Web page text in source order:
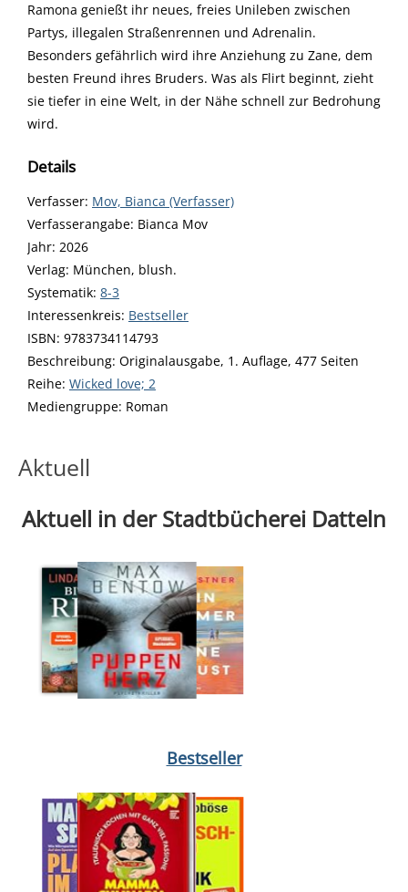
Ramona genießt ihr neues, freies Unileben zwischen
Partys, illegalen Straßenrennen und Adrenalin.
Besonders gefährlich wird ihre Anziehung zu Zane, dem
besten Freund ihres Bruders. Was als Flirt beginnt, zieht
sie tiefer in eine Welt, in der Nähe schnell zur Bedrohung
wird.
Details
Verfasser: Suche nach diesem Verfasser
Mov, Bianca (Verfasser)
Verfasserangabe: Bianca Mov
Jahr: 2026
Verlag: München, blush.
opens in new tab
Diesen Link in neuem Tab öffnen
Systematik: Suche nach dieser Systematik
8-3
Interessenkreis: Suche nach diesem Interessenskreis
Bestseller
ISBN: 9783734114793
Beschreibung: Originalausgabe, 1. Auflage, 477 Seiten
Reihe: Wicked love; 2
Suche nach dieser Beteiligten Person
Mediengruppe: Roman
Aktuell
Aktuell in der Stadtbücherei Datteln
Bestseller